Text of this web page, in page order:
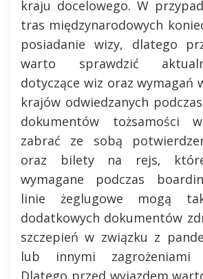
kraju docelowego. W
tras międzynarodowych
posiadanie wizy, dlatego
warto sprawdzić
dotyczące wiz oraz wymagań
krajów odwiedzanych
dokumentów tożsamości
zabrać ze sobą
oraz bilety na rejs,
wymagane podczas
linie żeglugowe mogą
dodatkowych dokumentów
szczepień w związku z
lub innymi zagrożeniami
Dlatego przed wyjazdem